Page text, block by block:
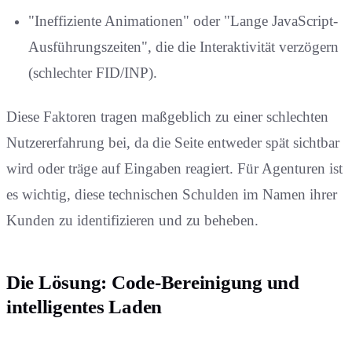
"Ineffiziente Animationen" oder "Lange JavaScript-
Ausführungszeiten", die die Interaktivität verzögern
(schlechter FID/INP).
Diese Faktoren tragen maßgeblich zu einer schlechten
Nutzererfahrung bei, da die Seite entweder spät sichtbar
wird oder träge auf Eingaben reagiert. Für Agenturen ist
es wichtig, diese technischen Schulden im Namen ihrer
Kunden zu identifizieren und zu beheben.
Die Lösung: Code-Bereinigung und
intelligentes Laden